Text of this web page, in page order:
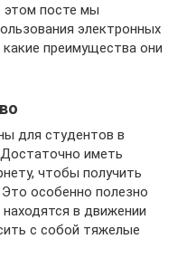
этом посте мы
электронных
преимущества они
для студентов в
иметь
чтобы получить
особенно полезно
в движении
с собой тяжелые